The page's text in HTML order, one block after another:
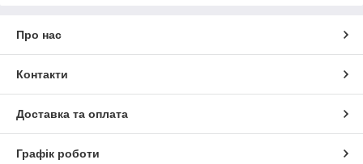
Про нас
Контакти
Доставка та оплата
Графік роботи